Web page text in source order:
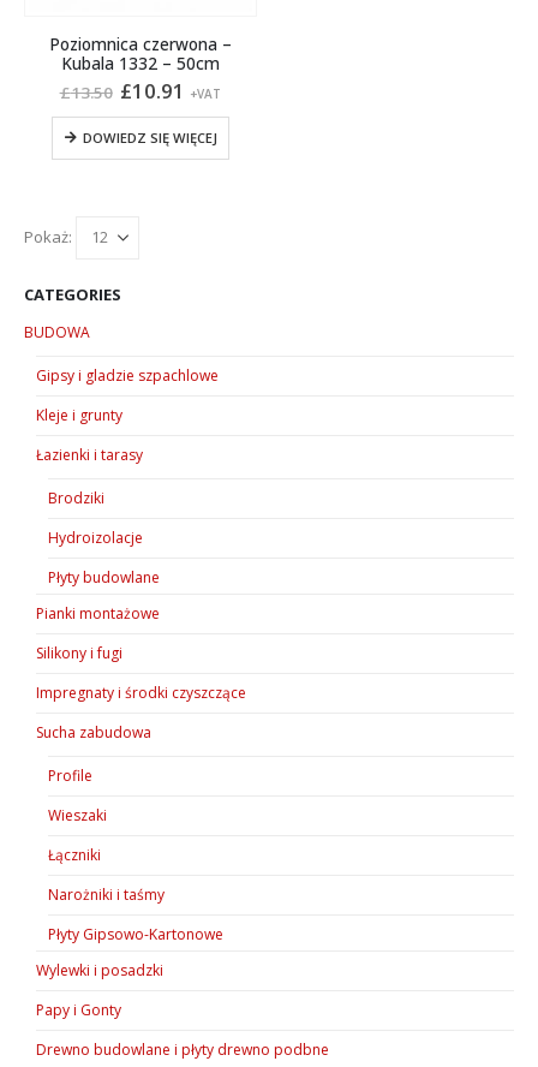
Poziomnica czerwona –
Kubala 1332 – 50cm
£13.50 Pierwotna
cena
wynosiła:
£13.50.
£10.91 Aktualna
cena
wynosi:
£10.91.
+VAT
DOWIEDZ SIĘ WIĘCEJ
Pokaż:
CATEGORIES
BUDOWA
Gipsy i gladzie szpachlowe
Kleje i grunty
Łazienki i tarasy
Brodziki
Hydroizolacje
Płyty budowlane
Pianki montażowe
Silikony i fugi
Impregnaty i środki czyszczące
Sucha zabudowa
Profile
Wieszaki
Łączniki
Narożniki i taśmy
Płyty Gipsowo-Kartonowe
Wylewki i posadzki
Papy i Gonty
Drewno budowlane i płyty drewno podbne